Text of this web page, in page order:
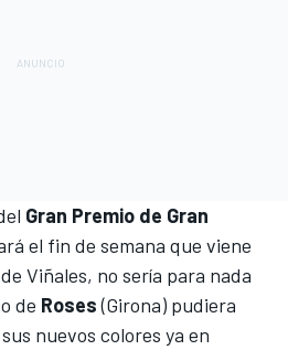
Gran Premio de Gran
el fin de semana que viene
Viñales, no sería para nada
de Roses(Girona) pudiera
nuevos colores ya en